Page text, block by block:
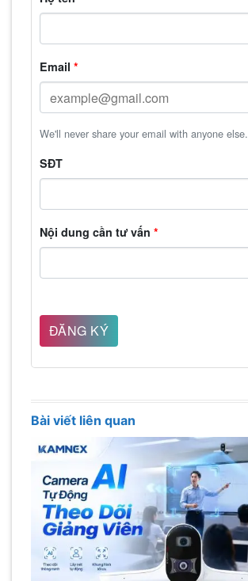
Email *
We'll never share your email with anyone else.
SĐT
Nội dung cần tư vấn *
Bài viết liên quan